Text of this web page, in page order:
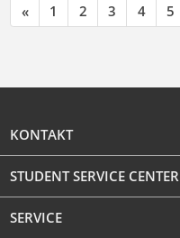
« 1 2 3 4 5
KONTAKT
STUDENT SERVICE CENTER
SERVICE